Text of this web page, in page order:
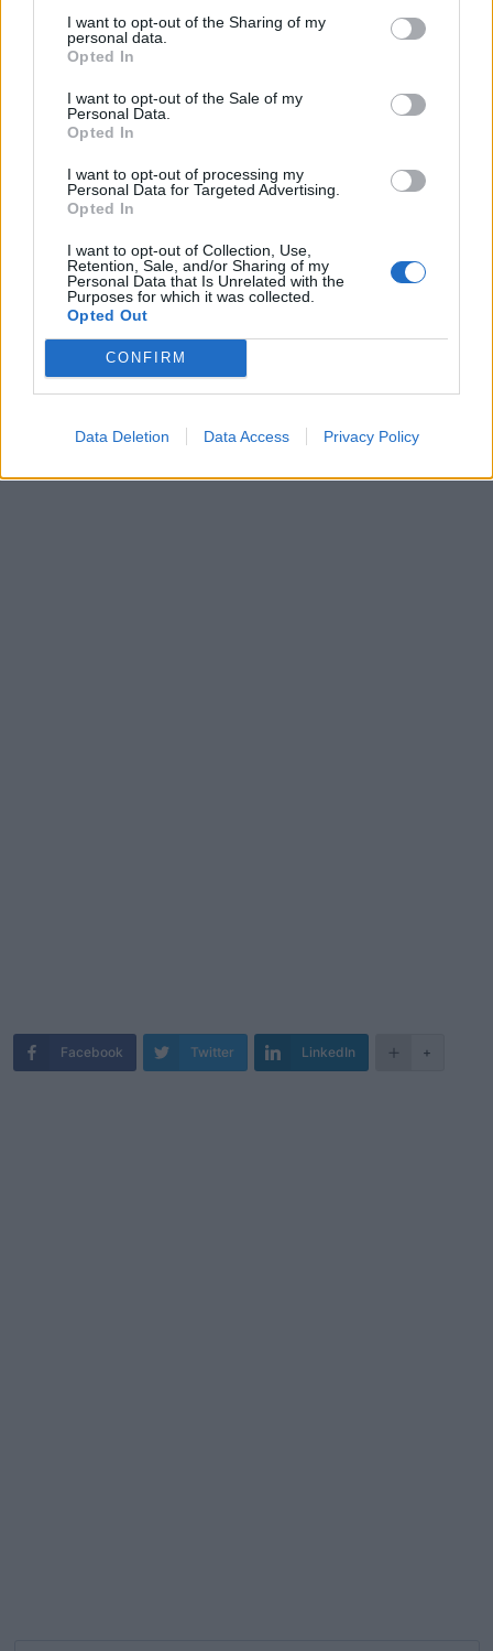
I want to opt-out of the Sharing of my
personal data.
Opted In
I want to opt-out of the Sale of my
Personal Data.
Opted In
I want to opt-out of processing my
Personal Data for Targeted Advertising.
Opted In
I want to opt-out of Collection, Use,
Retention, Sale, and/or Sharing of my
Personal Data that Is Unrelated with the
Purposes for which it was collected.
Opted Out
CONFIRM
Data Deletion Data Access Privacy Policy
Faire des casse-têtes :Les sudokus, les mots-
croisés et autres sont les meilleurs moyens de
s’occuper l’esprit.
ci à la place… Il suffit peut-être d’en écouter une qui
Facebook Twitter LinkedIn +